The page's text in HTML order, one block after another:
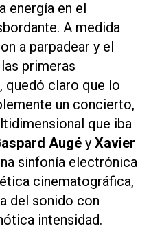
energía en el
A medida
a parpadear y el
primeras
, quedó claro que lo
un concierto,
que iba
Augé y Xavier
sinfonía electrónica
cinematográfica,
del sonido con
intensidad.